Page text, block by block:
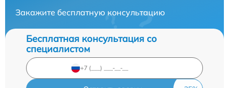
Закажите бесплатную консультацию
Бесплатная консультация со
специалистом